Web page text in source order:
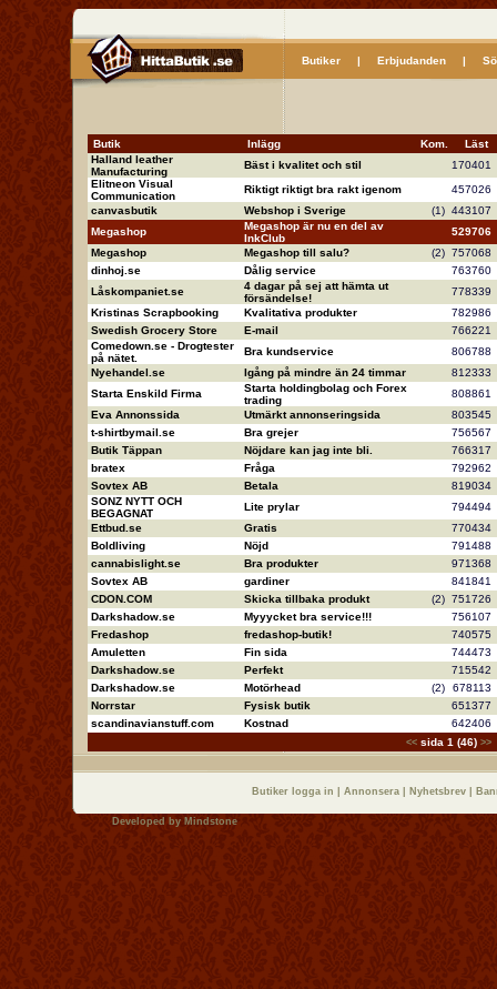
Butiker| Erbjudanden|
Butik Inlägg Kom.
Läst
Halland leather
Manufacturing
Bäst i kvalitet och stil
170401
Elitneon Visual
Communication
Riktigt riktigt bra rakt igenom
457026
canvasbutik
Webshop i Sverige (1) 443107
Megashop
Megashop är nu en del av
InkClub
529706
Megashop
Megashop till salu? (2) 757068
dinhoj.se
Dålig service
763760
Låskompaniet.se
4 dagar på sej att hämta ut
försändelse!
778339
Kristinas Scrapbooking
Kvalitativa produkter
782986
Swedish Grocery Store
E-mail
766221
Comedown.se - Drogtester
på nätet.
Bra kundservice
806788
Nyehandel.se
Igång på mindre än 24 timmar
812333
Starta Enskild Firma
Starta holdingbolag och Forex
trading
808861
Eva Annonssida
Utmärkt annonseringsida
803545
t-shirtbymail.se
Bra grejer
756567
Butik Täppan
Nöjdare kan jag inte bli.
766317
bratex
Fråga
792962
Sovtex AB
Betala
819034
SONZ NYTT OCH
BEGAGNAT
Lite prylar
794494
Ettbud.se
Gratis
770434
Boldliving
Nöjd
791488
cannabislight.se
Bra produkter
971368
Sovtex AB
gardiner
841841
CDON.COM
Skicka tillbaka produkt (2) 751726
Darkshadow.se
Myyycket bra service!!!
756107
Fredashop
fredashop-butik!
740575
Amuletten
Fin sida
744473
Darkshadow.se
Perfekt
715542
Darkshadow.se
Motörhead (2)
678113
Norrstar
Fysisk butik
651377
scandinavianstuff.com
Kostnad 642406
<< sida 1 (46) >>
Butiker logga in Annonsera Nyhetsbrev
Developed by Mindstone